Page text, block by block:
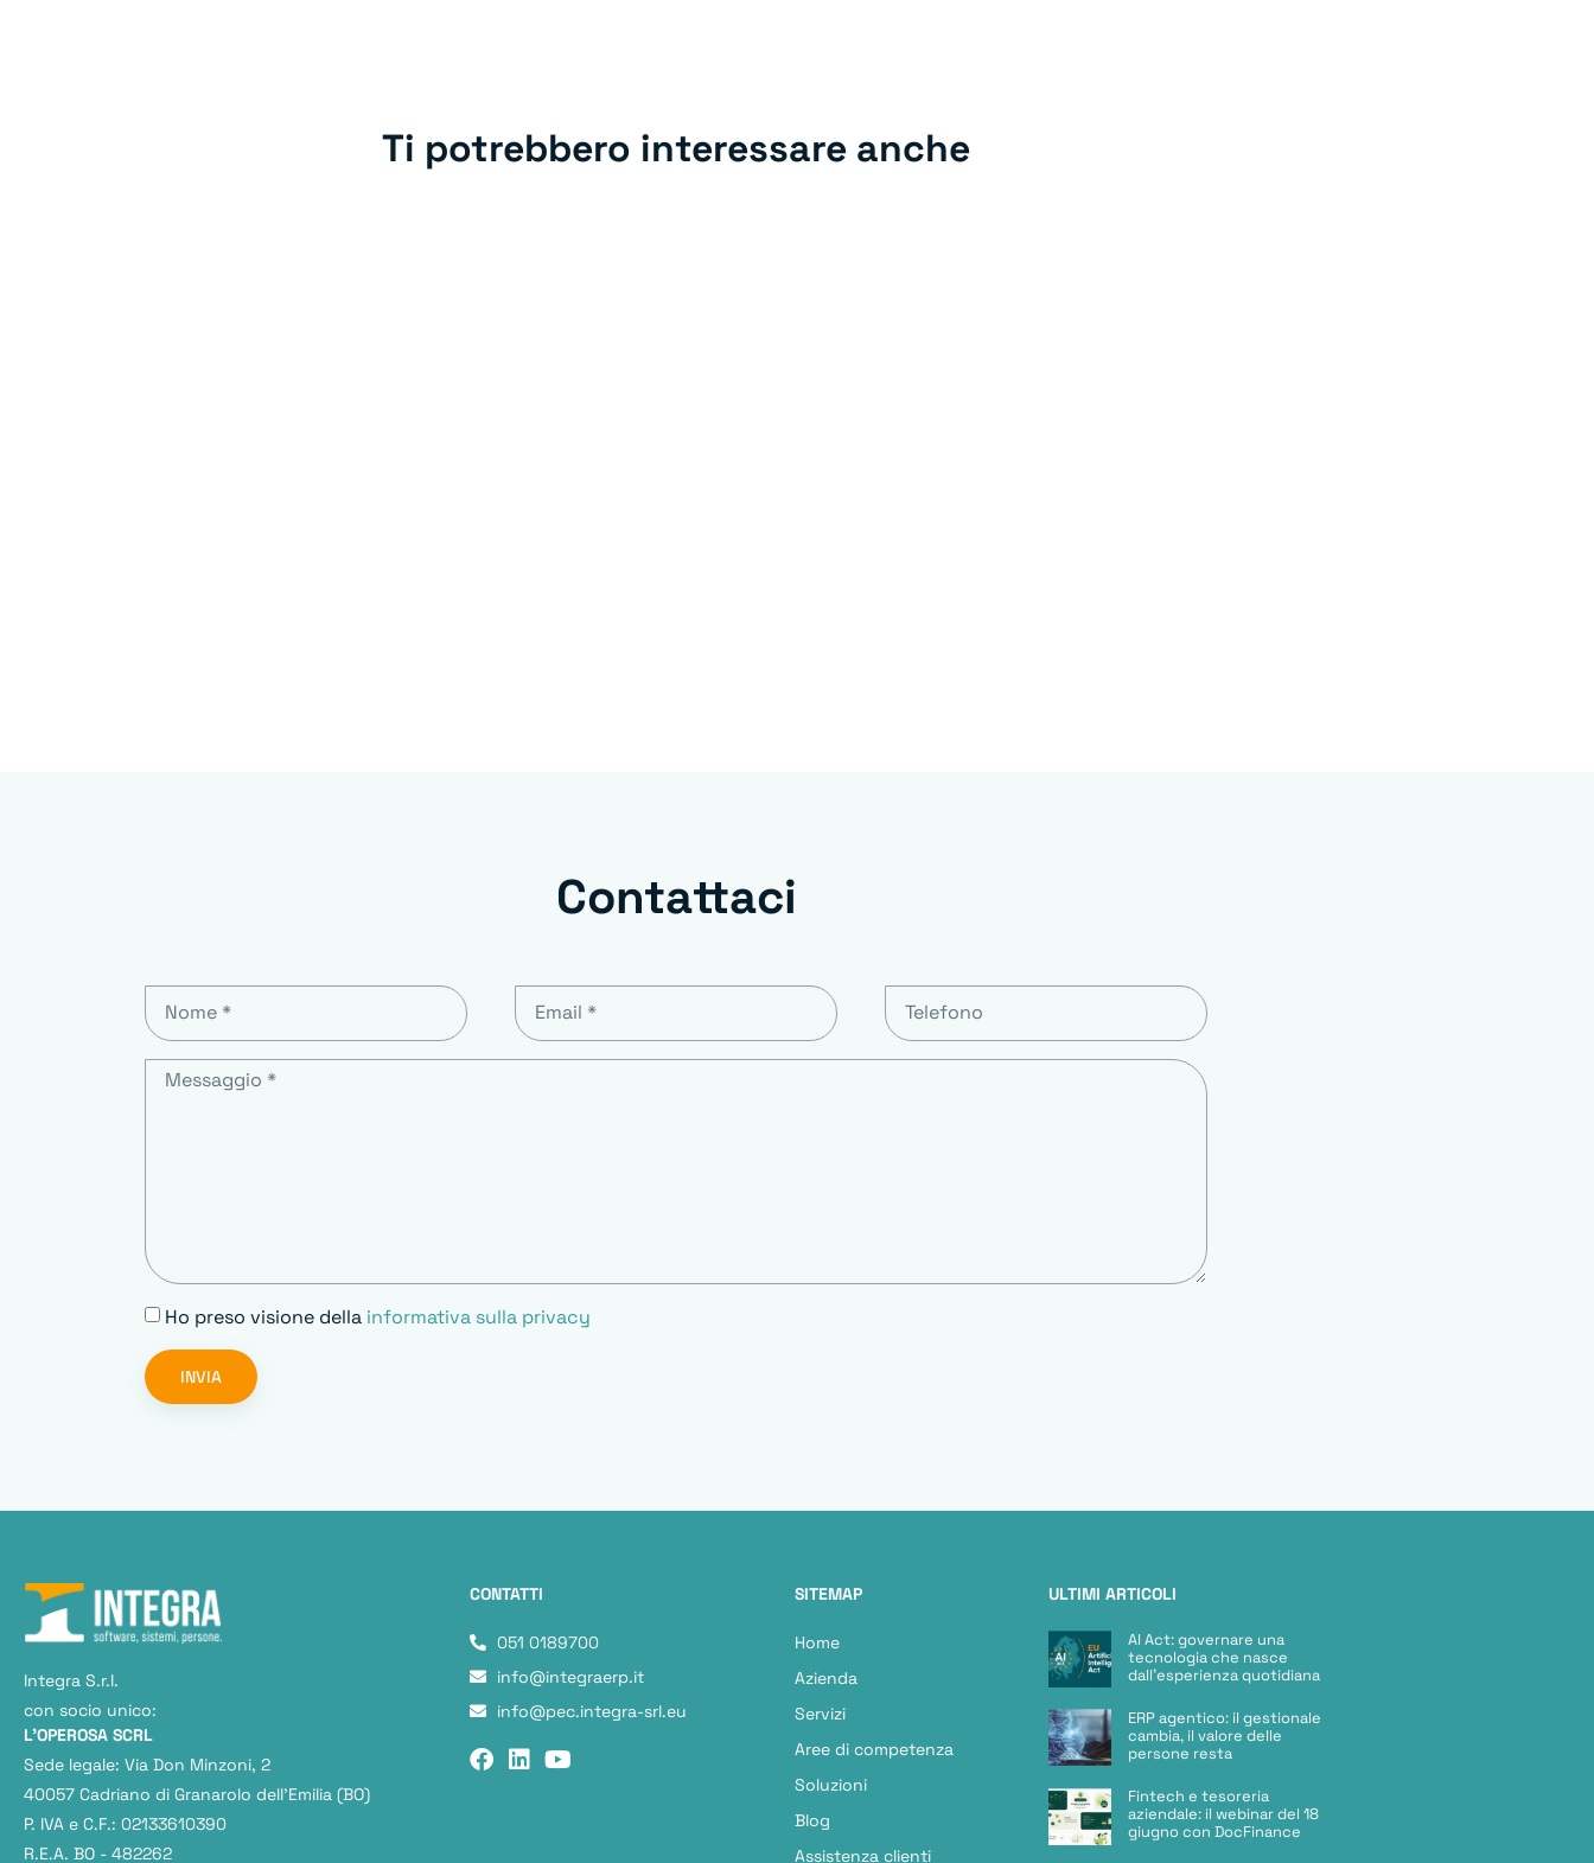
Ti potrebbero interessare anche
Contattaci
Ho preso visione della informativa sulla privacy
INVIA
Integra S.r.l.
con socio unico:
L'OPEROSA SCRL
Sede legale: Via Don Minzoni, 2
40057 Cadriano di Granarolo dell’Emilia (BO)
P. IVA e C.F.: 02133610390
R.E.A. BO - 482262
CONTATTI
051 0189700
info@integraerp.it
info@pec.integra-srl.eu
SITEMAP
Home
Azienda
Servizi
Aree di competenza
Soluzioni
Blog
Assistenza clienti
ULTIMI ARTICOLI
AI Act: governare una
tecnologia che nasce
dall’esperienza quotidiana
ERP agentico: il gestionale
cambia, il valore delle
persone resta
Fintech e tesoreria
aziendale: il webinar del 18
giugno con DocFinance